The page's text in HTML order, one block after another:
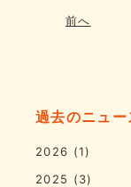
前へ
過去のニュ
2026 (1)
2025 (3)